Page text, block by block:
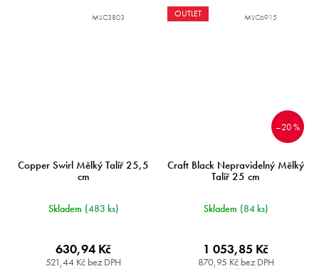
Copper Swirl Mělký Talíř 25,5
cm
Skladem (483 ks)
521,44 Kč bez DPH
630,94 Kč
MIJC3803 OUTLET
–20 %
Craft Black Nepravidelný Mělký
Talíř 25 cm
Skladem (84 ks)
870,95 Kč bez DPH
1 053,85 Kč
MIJC6915